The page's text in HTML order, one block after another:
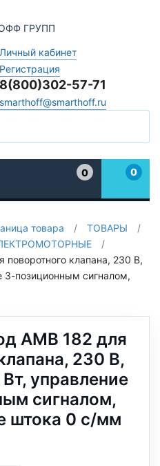
Личный кабинет
Регистрация
8(800)302-57-71
smarthoff@smarthoff.ru
0
0
товара / ТОВАРЫ
/
/
поворотного клапана, 230 В,
3-позиционным сигналом,
AMB 182 для
230 В,
управление
сигналом,
штока 0 с/мм